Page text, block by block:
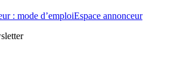
: mode d’emploiEspace annonceur